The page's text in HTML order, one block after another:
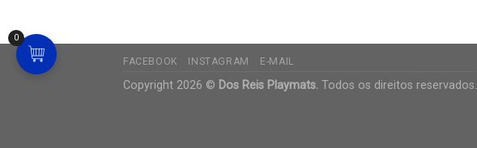
FACEBOOK INSTAGRAM E-MAIL
Copyright 2026 © Dos Reis Playmats. Todos os direitos reservados.
0